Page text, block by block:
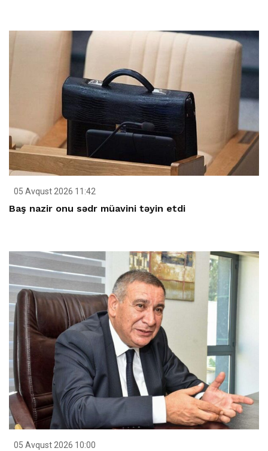
05 Avqust 2026 11:42
Baş nazir onu sədr müavini təyin etdi
05 Avqust 2026 10:00